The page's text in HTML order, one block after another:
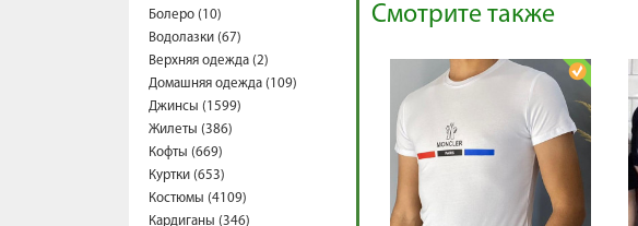
Болеро (10)
Водолазки (67)
Верхняя одежда (2)
Домашняя одежда (109)
Джинсы (1599)
Жилеты (386)
Кофты (669)
Куртки (653)
Костюмы (4109)
Кардиганы (346)
Смотрите также